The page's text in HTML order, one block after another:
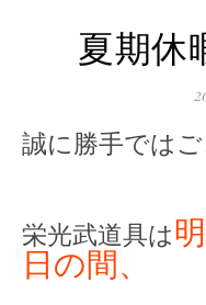
夏期休
誠に勝手ではご
栄光武道具は
日の間、